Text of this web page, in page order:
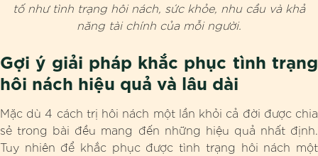
tố như tình trạng hôi nách, sức khỏe, nhu cầu và khả
năng tài chính của mỗi người.
Gợi ý giải pháp khắc phục tình trạng
hôi nách hiệu quả và lâu dài
Mặc dù 4 cách trị hôi nách một lần khỏi cả đời được chia
sẻ trong bài đều mang đến những hiệu quả nhất định.
Tuy nhiên để khắc phục được tình trạng hôi nách một